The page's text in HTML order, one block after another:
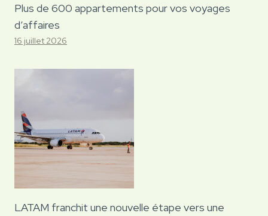
Plus de 600 appartements pour vos voyages
d’affaires
16 juillet 2026
LATAM franchit une nouvelle étape vers une